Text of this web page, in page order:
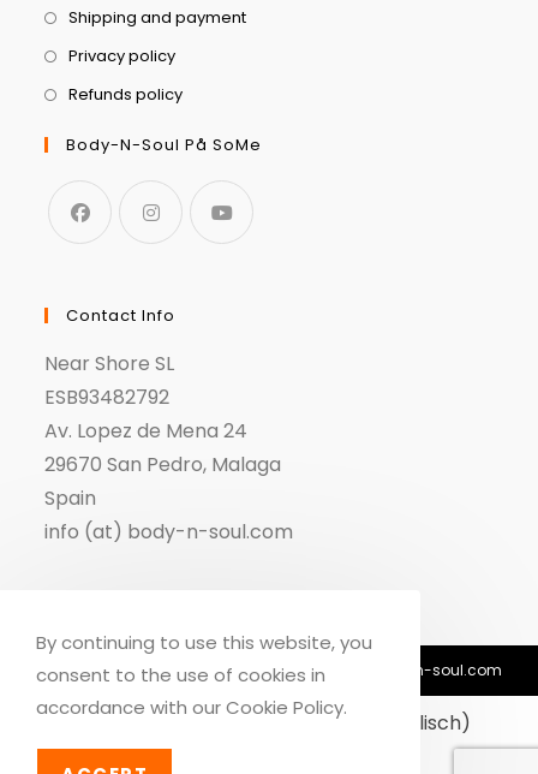
Shipping and payment
Privacy policy
Refunds policy
Body-N-Soul På SoMe
Contact Info
Near Shore SL
ESB93482792
Av. Lopez de Mena 24
29670 San Pedro, Malaga
Spain
info (at) body-n-soul.com
© Copyright 2018-2026 - Body n Soul - info@body-n-soul.com
Dansk(Dänisch) English Englisch)
By continuing to use this website, you
consent to the use of cookies in
accordance with our Cookie Policy.